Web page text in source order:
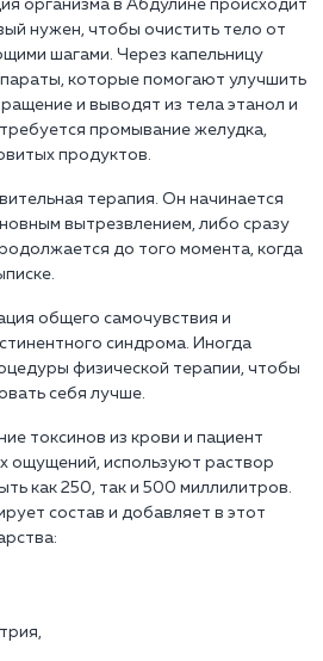
организма в Абдулине происходит
нужен, чтобы очистить тело от
шагами. Через капельницу
которые помогают улучшить
и выводят из тела этанол и
промывание желудка,
продуктов.
терапия. Он начинается
вытрезвлением, либо сразу
до того момента, когда
общего самочувствия и
синдрома. Иногда
физической терапии, чтобы
себя лучше.
токсинов из крови и пациент
ощущений, используют раствор
как 250, так и 500 миллилитров.
состав и добавляет в этот